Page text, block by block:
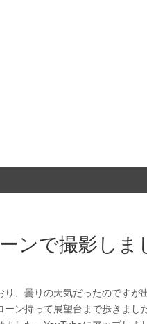
ンで撮影しま
、曇りの天気だったのですが
ン持って展望台まで歩きまし